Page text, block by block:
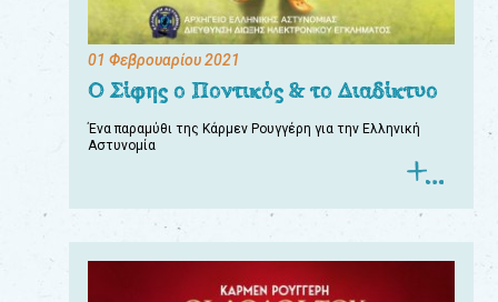
01 Φεβρουαρίου 2021
Ο Σίφης ο Ποντικός & το Διαδίκτυο
Ένα παραμύθι της Κάρμεν Ρουγγέρη για την Ελληνική
Αστυνομία